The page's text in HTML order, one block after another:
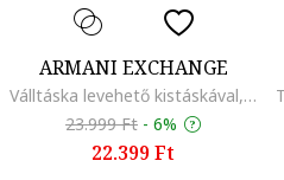
ARMANI EXCHANGE
Válltáska levehető kistáskával, Bíborszín
23.999 Ft - 6%
22.399 Ft